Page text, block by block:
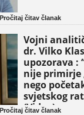
Pročitaj čitav članak
Vojni
dr. Vilko
upozorava :
nije primirje
nego
svjetskog
(Video)
Pročitaj čitav članak